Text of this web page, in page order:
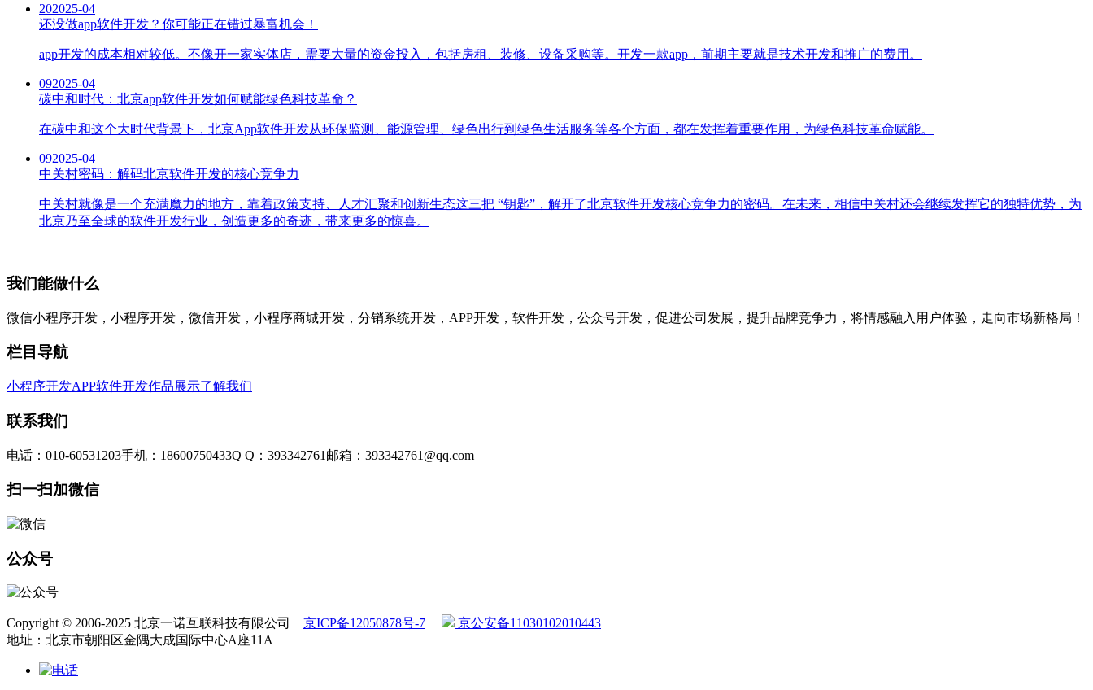
202025-04
还没做app软件开发？你可能正在错过暴富机会！
app开发的成本相对较低。不像开一家实体店，需要大量的资金投入，包括房租、装修、设备采购等。开发一款app，前期主要就是技术开发和推广的费用。
092025-04
碳中和时代：北京app软件开发如何赋能绿色科技革命？
在碳中和这个大时代背景下，北京App软件开发从环保监测、能源管理、绿色出行到绿色生活服务等各个方面，都在发挥着重要作用，为绿色科技革命赋能。
092025-04
中关村密码：解码北京软件开发的核心竞争力
中关村就像是一个充满魔力的地方，靠着政策支持、人才汇聚和创新生态这三把 “钥匙”，解开了北京软件开发核心竞争力的密码。在未来，相信中关村还会继续发挥它的独特优势，为
北京乃至全球的软件开发行业，创造更多的奇迹，带来更多的惊喜。
我们能做什么
微信小程序开发，小程序开发，微信开发，小程序商城开发，分销系统开发，APP开发，软件开发，公众号开发，促进公司发展，提升品牌竞争力，将情感融入用户体验，走向市场新格局！
栏目导航
小程序开发APP软件开发作品展示了解我们
联系我们
电话：010-60531203手机：18600750433Q Q：393342761 邮箱：393342761@qq.com
扫一扫加微信
公众号
Copyright © 2006-2025 北京一诺互联科技有限公司 京ICP备12050878号-7
京公安备11030102010443
地址：北京市朝阳区金隅大成国际中心A座11A